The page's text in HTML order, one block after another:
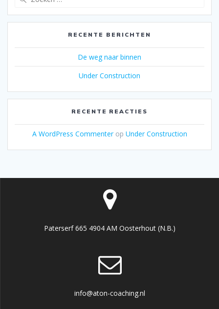
RECENTE BERICHTEN
De weg naar binnen
Under Construction
RECENTE REACTIES
A WordPress Commenterop Under Construction
Paterserf 665 4904 AM Oosterhout (N.B.)
info@aton-coaching.nl